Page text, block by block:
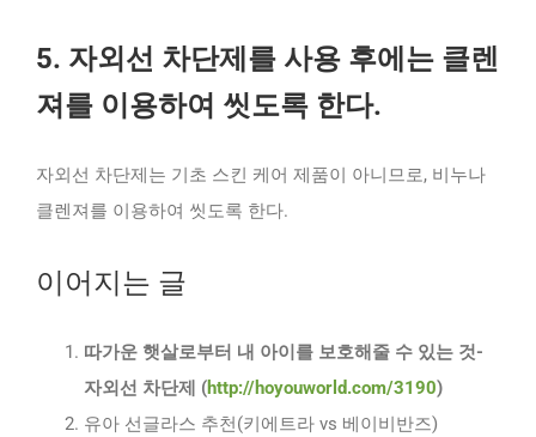
5. 자외선 차단제를 사용 후에는 클렌
져를 이용하여 씻도록 한다.
자외선 차단제는 기초 스킨 케어 제품이 아니므로, 비누나
클렌져를 이용하여 씻도록 한다.
이어지는 글
따가운 햇살로부터 내 아이를 보호해줄 수 있는 것-
자외선 차단제 (http://hoyouworld.com/3190)
유아 선글라스 추천(키에트라 vs 베이비반즈)